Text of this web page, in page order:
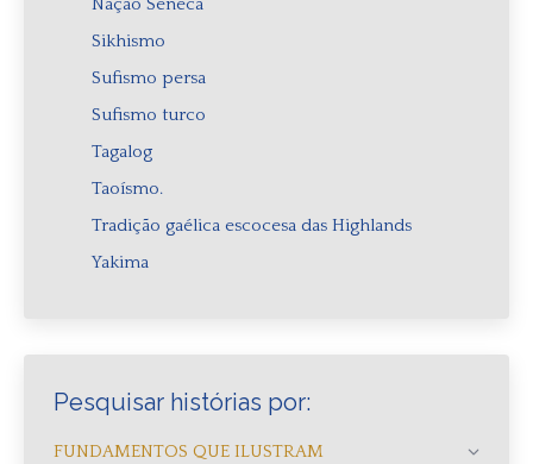
Nação Seneca
Sikhismo
Sufismo persa
Sufismo turco
Tagalog
Taoísmo.
Tradição gaélica escocesa das Highlands
Yakima
Pesquisar histórias por:
FUNDAMENTOS QUE ILUSTRAM